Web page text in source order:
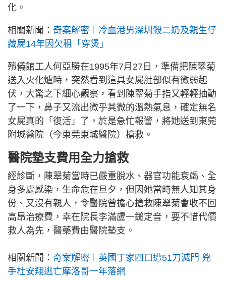
化。
相關新聞： 奇案解密︱冷血港男深圳殺二奶及親生仔
藏屍14年因欠租「穿煲」
殯儀館工人何亞勝在1995年7月27日，準備把陳翠菊
送入火化爐時，突然看到這具女屍肚部似有微弱起
伏，大驚之下細心觀察，看到陳翠菊手指又輕輕抽動
了一下，鼻子又流出微乎其微的溫熱氣息，確定無名
女屍真的「復活」了，於是急忙報警，將她送到東莞
附城醫院（今東莞東城醫院）搶救。
醫院墊支費用全力搶救
經診斷，陳翠菊當時已嚴重脫水、器官功能衰竭、全
身多處感染，生命危在旦夕，但因她當時無人知其身
份、又沒有親人，令醫院曾擔心搶救陳翠菊會收不回
高昂治療費，幸在院長李滿盧一鎚定音，要不惜代價
救人為先，醫藥費由醫院墊支。
相關新聞： 奇案解密︱英國丁家四口遭51刀滅門 兇
手杜安翔逃亡摩洛哥一年落網